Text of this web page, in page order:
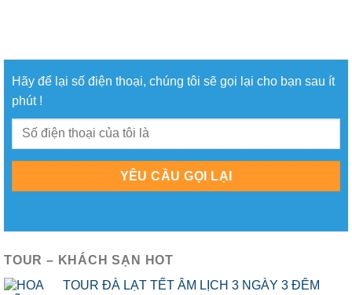
Hãy để lại số điện thoại, chúng tôi sẽ gọi lại cho bạn sau ít
phút !
TOUR – KHÁCH SẠN HOT
TOUR ĐÀ LẠT TẾT ÂM LỊCH 3 NGÀY 3 ĐÊM